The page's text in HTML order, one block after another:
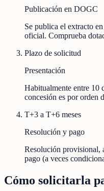
Publicación en DOGC
Se publica el extracto
oficial. Comprueba
Plazo de solicitud
Presentación
Habitualmente entre 10
concesión es por orden
T+3 a T+6 meses
Resolución y pago
Resolución provisional,
pago (a veces
Cómo solicitarla